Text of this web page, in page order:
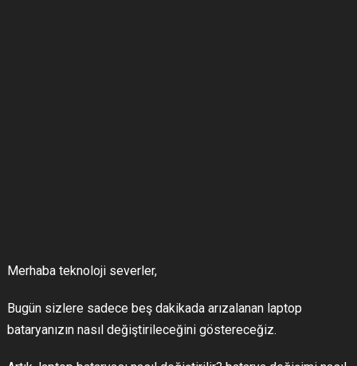
Merhaba teknoloji severler,
Bugün sizlere sadece beş dakikada arızalanan laptop
bataryanızın nasıl değiştirileceğini göstereceğiz.